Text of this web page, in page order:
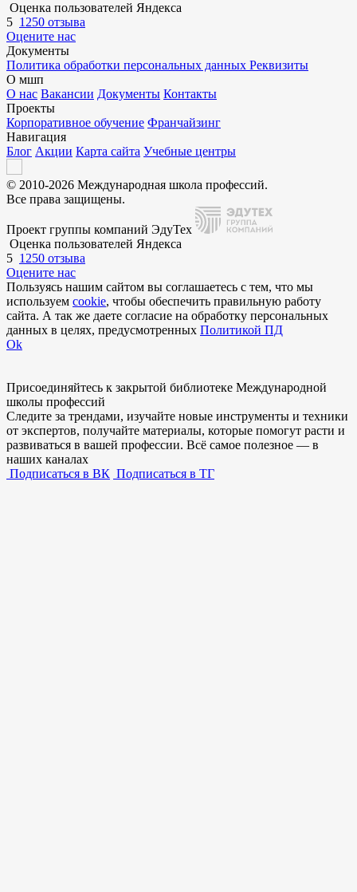
Оценка пользователей Яндекса
5 1250 отзыва
Оцените нас
Документы
Политика обработки персональных данных Реквизиты
О мшп
О нас Вакансии Документы Контакты
Проекты
Корпоративное обучение Франчайзинг
Навигация
Блог Акции Карта сайта Учебные центры
© 2010-2026 Международная школа профессий.
Все права защищены.
Проект группы компаний ЭдуТех
Оценка пользователей Яндекса
5 1250 отзыва
Оцените нас
Пользуясь нашим сайтом вы соглашаетесь с тем, что мы
используем cookie, чтобы обеспечить правильную работу
сайта. А так же даете согласие на обработку персональных
данных в целях, предусмотренных Политикой ПД
Ok
Присоединяйтесь к закрытой библиотеке Международной
школы профессий
Следите за трендами, изучайте новые инструменты и техники
от экспертов, получайте материалы, которые помогут расти и
развиваться в вашей профессии. Всё самое полезное — в
наших каналах
Подписаться в ВК Подписаться в ТГ